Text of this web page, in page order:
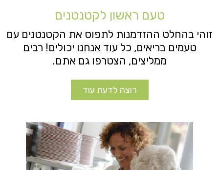
טעם ראשון לקטנטנים
זוהי בהחלט ההזדמנות לתפוס את הקטנטנים עם
טעמים בריאים, כל עוד אנחנו יכולים! רבים
ממליצים, הצטרפו גם אתם.
רוצה לדעת עוד